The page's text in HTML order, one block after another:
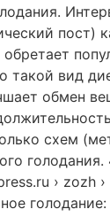
пост)
такой вид
обмен
схем
голодания.
› zozh ›